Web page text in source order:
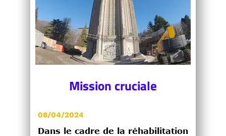
Mission cruciale
08/04/2024
Dans le cadre de la réhabilitation